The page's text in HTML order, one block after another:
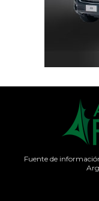
Fuente de